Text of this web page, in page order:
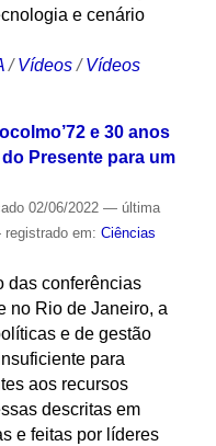
e cenário
/Vídeos /Vídeos
e 30 anos
Presente para um
02/06/2022 — última
em: Ciências
das conferências
no Rio de Janeiro, a
e de gestão
para
aos recursos
descritas em
e feitas por líderes